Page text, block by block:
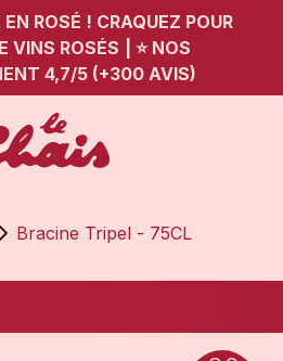
ROSÉ ! CRAQUEZ POUR
VINS ROSÉS
⭐ NOS
4,7/5 (+300 AVIS)
Bracine Tripel - 75CL